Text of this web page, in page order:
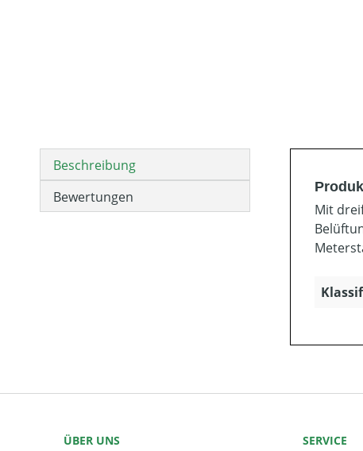
Beschreibung
Bewertungen
Mit
ÜBER UNS
SERVICE